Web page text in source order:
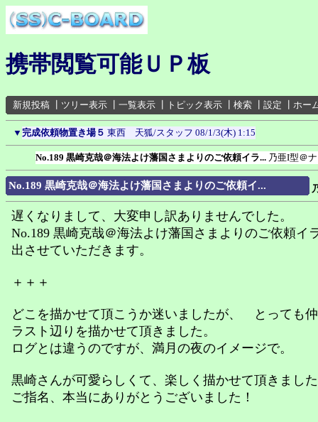
携帯閲覧可能ＵＰ板
新規投稿 ツリー表示 一覧表示 トピック表示 検索 設定 ホー
▼ 完成依頼物置き場５ 東西 天狐/スタッフ 08/1/3(木) 1:15
No.189 黒崎克哉＠海法よけ藩国さまよりのご依頼イラ... 乃亜I型＠
No.189 黒崎克哉＠海法よけ藩国さまよりのご依頼イ...
遅くなりまして、大変申し訳ありませんでした。
No.189 黒崎克哉＠海法よけ藩国さまよりのご依頼
出させていただきます。
＋＋＋
どこを描かせて頂こうか迷いましたが、 とっても
ラスト辺りを描かせて頂きました。
ログとは違うのですが、満月の夜のイメージで。
黒崎さんが可愛らしくて、楽しく描かせて頂きまし
ご指名、本当にありがとうございました！